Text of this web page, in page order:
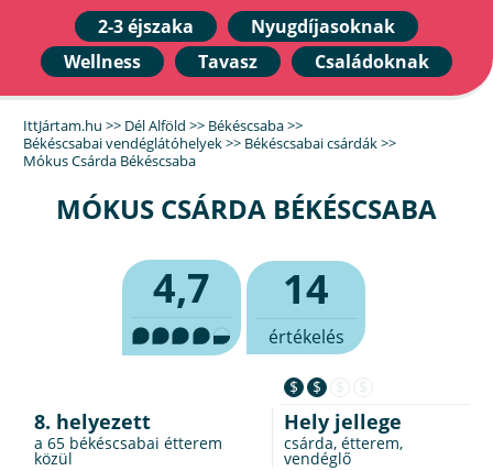
2-3 éjszaka
Nyugdíjasoknak
Wellness
Tavasz Családoknak
IttJártam.hu >> Dél Alföld >> Békéscsaba>>
Békéscsabai vendéglátóhelyek>> Békéscsabai csárdák>>
Mókus Csárda Békéscsaba
MÓKUS CSÁRDA BÉKÉSCSABA
4,7 14
értékelés
8. helyezett
a 65 békéscsabai étterem
közül
$ $
Hely jellege
csárda, étterem,
vendéglő